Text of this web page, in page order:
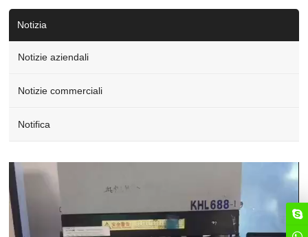
Notizia
Notizie aziendali
Notizie commerciali
Notifica
Video
Player